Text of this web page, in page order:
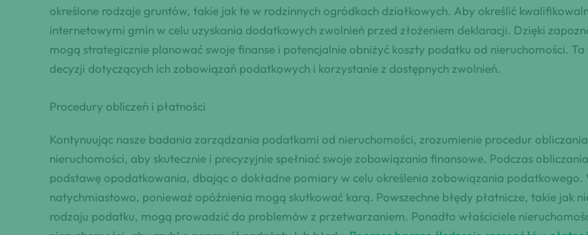
określone rodzaje gruntów, takie jak te w rodzinnych ogródkach działkowych. Aby określić
internetowymi gmin w celu uzyskania dodatkowych zwolnień przed złożeniem deklaracji. Dzięki
mogą strategicznie planować swoje finanse i potencjalnie obniżyć koszty podatku od nieruchomości.
decyzji dotyczących ich zobowiązań podatkowych i korzystanie z dostępnych zwolnień.
Procedury obliczeń i płatności
Kontynuując nasze badania zarządzania podatkami od nieruchomości, zrozumienie procedur
nieruchomości, aby skutecznie i precyzyjnie spełniać swoje zobowiązania finansowe. Podczas
podstawę opodatkowania, dbając o dokładne pomiary w celu określenia zobowiązania podatkowego.
natychmiastowo, ponieważ opóźnienia mogą skutkować karą. Powszechne błędy płatnicze, takie jak
rodzaju podatku, mogą prowadzić do problemów z przetwarzaniem. Ponadto właściciele